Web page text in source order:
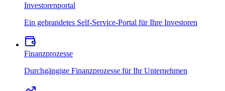
Investorenportal
Ein gebrandetes Self-Service-Portal für Ihre Investoren
Finanzprozesse
Durchgängige Finanzprozesse für Ihr Unternehmen